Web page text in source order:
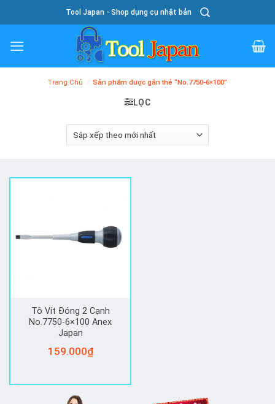
To
Content
Tool Japan - Shop dụng cụ nhật bản
Trang Chủ / Sản phẩm được gắn thẻ “No.7750-6×100”
LỌC
Tô Vít Đóng 2 Cạnh
No.7750-6×100 Anex
Japan
159.000₫